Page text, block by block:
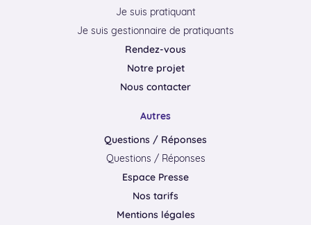
Je suis pratiquant
Je suis gestionnaire de pratiquants
Rendez-vous
Notre projet
Nous contacter
Autres
Questions / Réponses
Questions / Réponses
Espace Presse
Nos tarifs
Mentions légales